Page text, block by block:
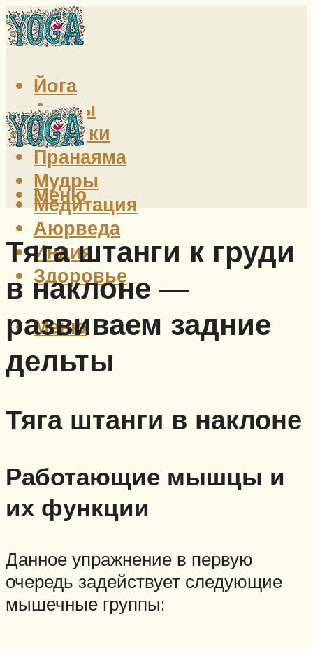
Йога
Асаны
Техники
Пранаяма
Мудры
Медитация
Аюрведа
Индия
Здоровье
Меню
Меню
Тяга штанги к груди
в наклоне —
развиваем задние
дельты
Тяга штанги в наклоне
Работающие мышцы и
их функции
Данное упражнение в первую
очередь задействует следующие
мышечные группы: